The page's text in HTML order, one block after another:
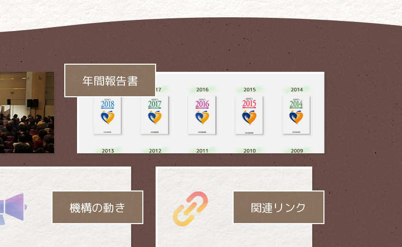
パチスロ業界をあげて
依存問題に
もっとも優れた活動には、
「社会貢献大賞」が
授与 されます。
年間報告書
機構の動き 関連リンク